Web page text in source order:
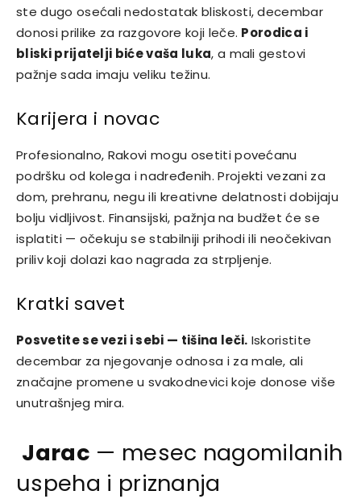
ste dugo osećali nedostatak bliskosti, decembar
donosi prilike za razgovore koji leče. Porodica i
bliski prijatelji biće vaša luka, a mali gestovi
pažnje sada imaju veliku težinu.
Karijera i novac
Profesionalno, Rakovi mogu osetiti povećanu
podršku od kolega i nadređenih. Projekti vezani za
dom, prehranu, negu ili kreativne delatnosti dobijaju
bolju vidljivost. Finansijski, pažnja na budžet će se
isplatiti — očekuju se stabilniji prihodi ili neočekivan
priliv koji dolazi kao nagrada za strpljenje.
Kratki savet
Posvetite se vezi i sebi — tišina leči. Iskoristite
decembar za njegovanje odnosa i za male, ali
značajne promene u svakodnevici koje donose više
unutrašnjeg mira.
Jarac — mesec nagomilanih
uspeha i priznanja